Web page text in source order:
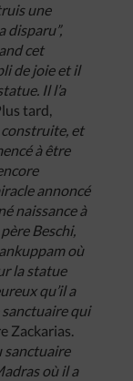
une
disparu”,
cet
de joie et il
Il l’a
tard,
construite, et
à être
annoncé
naissance à
Beschi,
où
la statue
qu’il a
sanctuaire qui
Zackarias.
sanctuaire
où il a